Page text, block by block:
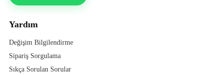
Yardım
Değişim Bilgilendirme
Sipariş Sorgulama
Sıkça Sorulan Sorular